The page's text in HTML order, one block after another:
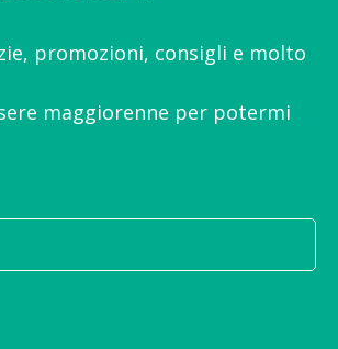
promozioni, consigli e molto
maggiorenne per potermi